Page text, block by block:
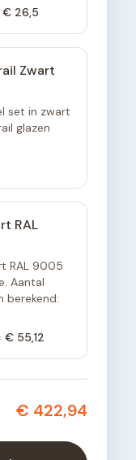
€ 26,5
Zwart
set in zwart
glazen
RAL
RAL 9005
Aantal
berekend:
€ 55,12
€ 422,94